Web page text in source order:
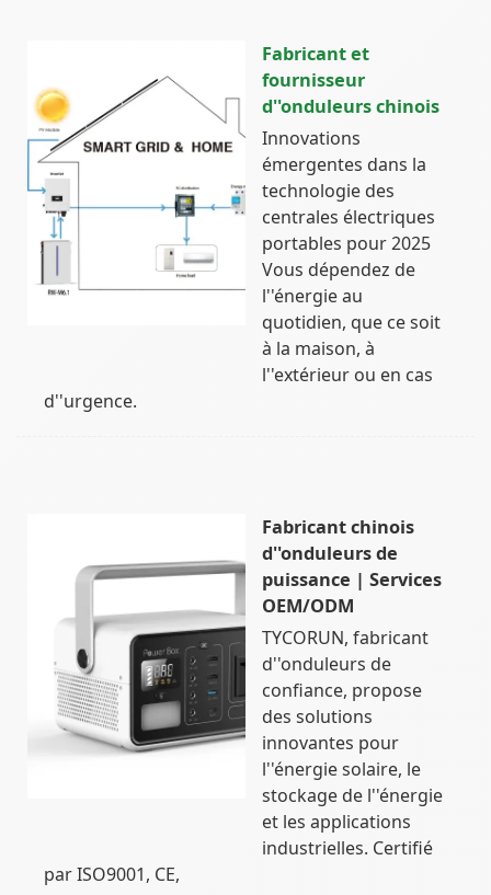
Fabricant et
fournisseur
d''onduleurs chinois
Innovations
émergentes dans la
technologie des
centrales électriques
portables pour 2025
Vous dépendez de
l''énergie au
quotidien, que ce soit
à la maison, à
l''extérieur ou en cas
d''urgence.
Fabricant chinois
d''onduleurs de
puissance | Services
OEM/ODM
TYCORUN, fabricant
d''onduleurs de
confiance, propose
des solutions
innovantes pour
l''énergie solaire, le
stockage de l''énergie
et les applications
industrielles. Certifié
par ISO9001, CE,